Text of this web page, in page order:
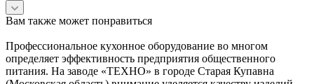
Вам также может понравиться
Профессиональное кухонное оборудование во многом
определяет эффективность предприятия общественного
питания. На заводе «ТЕХНО» в городе Старая Купавна